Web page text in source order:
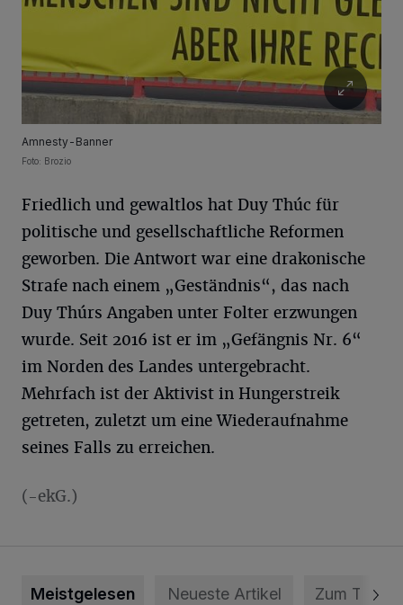
Amnesty-Banner
Foto: Brozio
Friedlich und gewaltlos hat Duy Thúc für
politische und gesellschaftliche Reformen
geworben. Die Antwort war eine drakonische
Strafe nach einem „Geständnis“, das nach
Duy Thúrs Angaben unter Folter erzwungen
wurde. Seit 2016 ist er im „Gefängnis Nr. 6“
im Norden des Landes untergebracht.
Mehrfach ist der Aktivist in Hungerstreik
getreten, zuletzt um eine Wiederaufnahme
seines Falls zu erreichen.
(-ekG.)
Meistgelesen Neueste Artikel Zum Thema